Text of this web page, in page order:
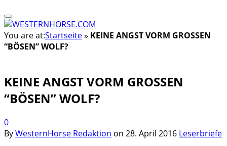
You are at:Startseite» KEINE ANGST VORM GROSSEN
“BÖSEN” WOLF?
KEINE ANGST VORM GROSSEN
“BÖSEN” WOLF?
0
ByWesternHorse Redaktion on 28. April 2016 Leserbriefe